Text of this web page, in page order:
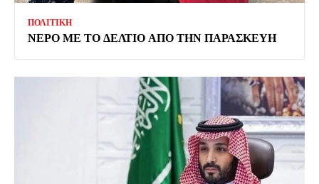
ΠΟΛΙΤΙΚΗ
ΝΕΡΟ ΜΕ ΤΟ ΔΕΛΤΙΟ ΑΠΟ ΤΗΝ ΠΑΡΑΣΚΕΥΗ